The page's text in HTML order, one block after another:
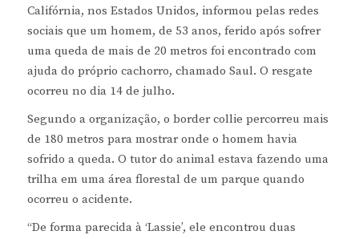
Califórnia, nos Estados Unidos, informou pelas redes
sociais que um homem, de 53 anos, ferido após sofrer
uma queda de mais de 20 metros foi encontrado com
ajuda do próprio cachorro, chamado Saul. O resgate
ocorreu no dia 14 de julho.
Segundo a organização, o border collie percorreu mais
de 180 metros para mostrar onde o homem havia
sofrido a queda. O tutor do animal estava fazendo uma
trilha em uma área florestal de um parque quando
ocorreu o acidente.
“De forma parecida à ‘Lassie’, ele encontrou duas